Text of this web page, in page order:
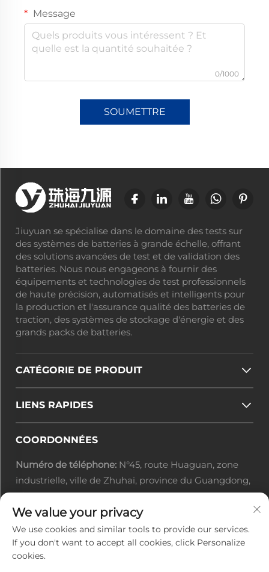
Message
0/1000
SOUMETTRE
Jiuyuan se spécialise dans le domaine des tests sur
des systèmes de batteries à grande échelle, offrant
des solutions avancées de test et de validation des
batteries. Nous nous engageons à fournir des
équipements et technologies de test professionnels
de haute précision, automatisés et intelligents pour
la production et l'assurance qualité des batteries de
traction, des systèmes de stockage d'énergie et des
grands packs de batteries.
CATÉGORIE DE PRODUIT
LIENS RAPIDES
COORDONNÉES
Numéro de téléphone: N°45, route Huaguan, zone
industrielle, ville de Zhuhai, province du Guangdong,
Chine
E-mail : [email protected]
Tél. : +86-0756-3616108
We value your privacy
We use cookies and similar tools to provide our services.
If you don't want to accept all cookies, click Personalize
cookies.